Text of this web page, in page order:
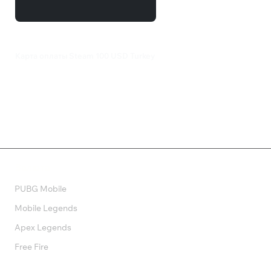
PUBG Mobile
Mobile Legends
Apex Legends
Free Fire